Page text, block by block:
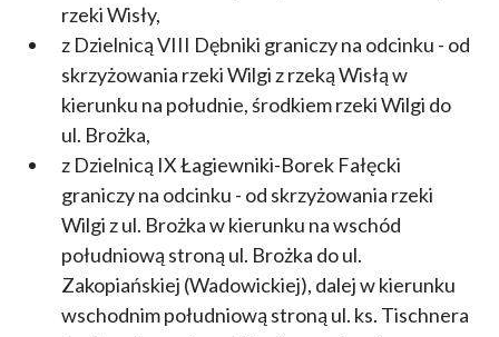
rzeki Wisły,
z Dzielnicą VIII Dębniki graniczy na odcinku - od
skrzyżowania rzeki Wilgi z rzeką Wisłą w
kierunku na południe, środkiem rzeki Wilgi do
ul. Brożka,
z Dzielnicą IX Łagiewniki-Borek Fałęcki
graniczy na odcinku - od skrzyżowania rzeki
Wilgi z ul. Brożka w kierunku na wschód
południową stroną ul. Brożka do ul.
Zakopiańskiej (Wadowickiej), dalej w kierunku
wschodnim południową stroną ul. ks. Tischnera